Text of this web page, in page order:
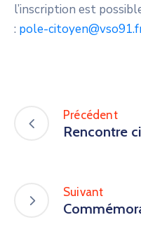
l’inscription est
: pole-
Précédent
Rencontre
Suivant